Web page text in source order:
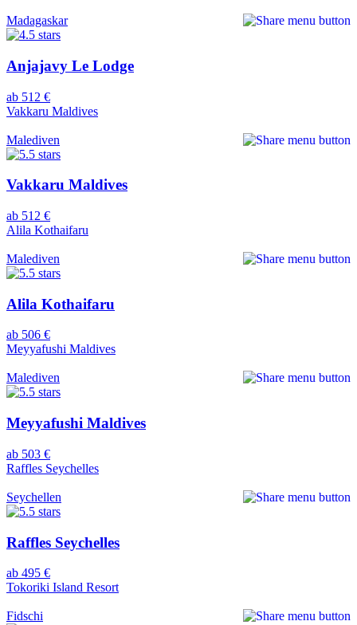
Madagaskar
Anjajavy Le Lodge
ab 512 €
Vakkaru Maldives
Malediven
Vakkaru Maldives
ab 512 €
Alila Kothaifaru
Malediven
Alila Kothaifaru
ab 506 €
Meyyafushi Maldives
Malediven
Meyyafushi Maldives
ab 503 €
Raffles Seychelles
Seychellen
Raffles Seychelles
ab 495 €
Tokoriki Island Resort
Fidschi